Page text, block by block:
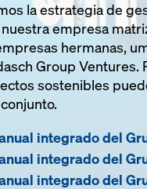
la estrategia de
empresa
hermanas,
Group Ventures.
sostenibles
integrado del
integrado del
integrado del